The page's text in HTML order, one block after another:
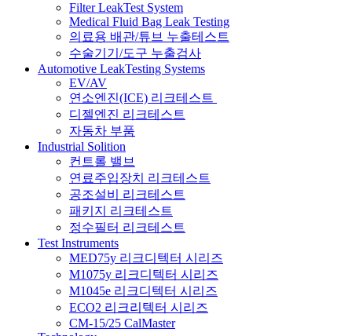
Filter LeakTest System
Medical Fluid Bag Leak Testing
의료용 배관/튜브 누출테스트
수술기기/도구 누출검사
Automotive LeakTesting Systems
EV/AV
연소엔진(ICE) 리크테스트
디젤엔진 리크테스트
자동차 부품
Industrial Solition
컨트롤 밸브
연료주입장치 리크테스트
공조설비 리크테스트
패키지 리크테스트
정수필터 리크테스트
Test Instruments
MED75y 리크디텍터 시리즈
M1075y 리크디텍터 시리즈
M1045e 리크디텍터 시리즈
ECO2 리크리텍터 시리즈
CM-15/25 CalMaster